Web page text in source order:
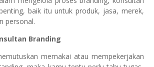
baik itu untuk produk, jasa, merek,
personal.
Branding
memakai atau mempekerjakan